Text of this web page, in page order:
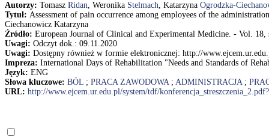
Autorzy: Tomasz Ridan, Weronika Stelmach, Katarzyna Ogrodzka-
Tytuł: Assessment of pain occurrence among employees of the
Ciechanowicz Katarzyna
Źródło: European Journal of Clinical and Experimental Medicine. - Vol. 18,
Uwagi: Odczyt dok.: 09.11.2020
Uwagi: Dostępny również w formie elektronicznej: http://
Impreza: International Days of Rehabilitation "Needs and Standards of
Język: ENG
Słowa kluczowe: BÓL ; PRACA ZAWODOWA; ADMINISTRACJA;
URL: http://www.ejcem.ur.edu.pl/system/tdf/